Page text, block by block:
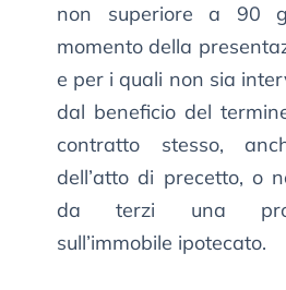
non superiore a 90
momento della
e per i quali non sia
dal beneficio del
contratto stesso,
dell’atto di precetto, o
da terzi una
sull’immobile ipotecato.